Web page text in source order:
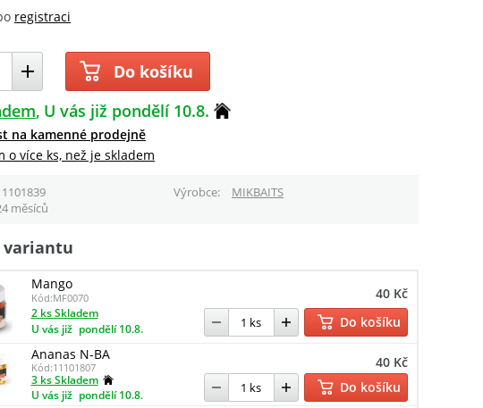
registraci
Do košíku
U vás již pondělí 10.8.
na kamenné prodejně
o více ks, než je skladem
Výrobce
MIKBAITS
měsíců
variantu
Mango
Kód:MF0070 40 Kč
2 ks Skladem
U vás již pondělí 10.8.
Do košíku
Ananas N-BA
Kód:11101807 40 Kč
3 ks Skladem
U vás již pondělí 10.8.
Do košíku